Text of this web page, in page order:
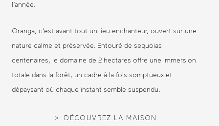
l’année.
Oranga, c’est avant tout un lieu enchanteur, ouvert sur une
nature calme et préservée. Entouré de sequoias
centenaires, le domaine de 2 hectares offre une immersion
totale dans la forêt, un cadre à la fois somptueux et
dépaysant où chaque instant semble suspendu.
DÉCOUVREZ LA MAISON